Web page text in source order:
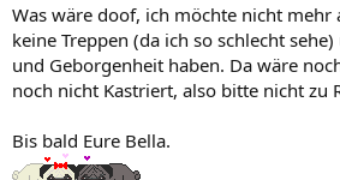
Was wäre doof, ich möchte nicht mehr
keine Treppen (da ich so schlecht
und Geborgenheit haben. Da wäre
noch nicht Kastriert, also bitte nicht zu
Bis bald Eure Bella.